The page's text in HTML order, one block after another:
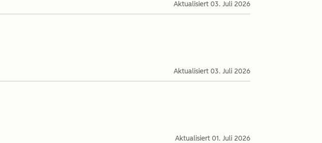
Aktualisiert 03. Juli 2026
Aktualisiert 03. Juli 2026
Aktualisiert 01. Juli 2026